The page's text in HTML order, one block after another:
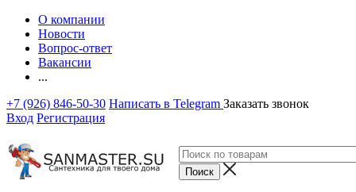
О компании
Новости
Вопрос-ответ
Вакансии
...
+7 (926) 846-50-30 Написать в Telegram Заказать звонок
Вход Регистрация